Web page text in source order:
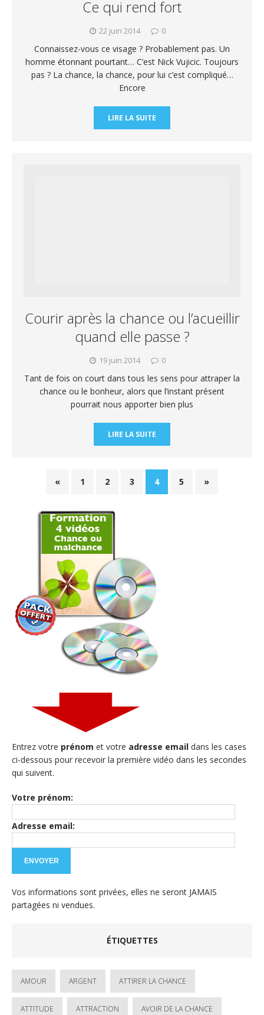
Ce qui rend fort
22 juin 2014 0
Connaissez-vous ce visage ? Probablement pas. Un
homme étonnant pourtant… C’est Nick Vujicic. Toujours
pas ? La chance, la chance, pour lui c’est compliqué…
Encore
LIRE LA SUITE
Courir après la chance ou l’acueillir
quand elle passe ?
19 juin 2014 0
Tant de fois on court dans tous les sens pour attraper la
chance ou le bonheur, alors que l’instant présent
pourrait nous apporter bien plus
LIRE LA SUITE
« 1 2 3 4 5 »
Entrez votre prénom et votre adresse email dans les cases
ci-dessous pour recevoir la première vidéo dans les secondes
qui suivent.
Votre prénom:
Adresse email:
Vos informations sont privées, elles ne seront JAMAIS
partagées ni vendues.
ÉTIQUETTES
AMOUR ARGENT ATTIRER LA CHANCE
ATTITUDE ATTRACTION AVOIR DE LA CHANCE